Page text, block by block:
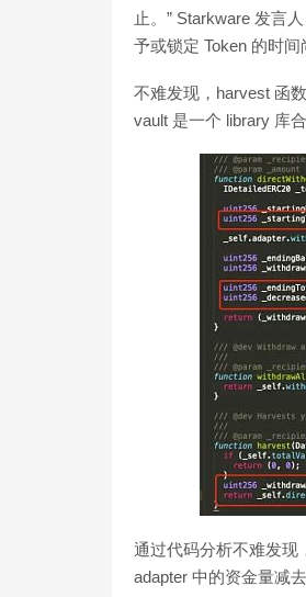
止。” Starkware 发言
予或锁定 Token 的时
不难发现，harvest 函
vault 是一个 library 库
通过代码分析不难发现
adapter 中的资金量减